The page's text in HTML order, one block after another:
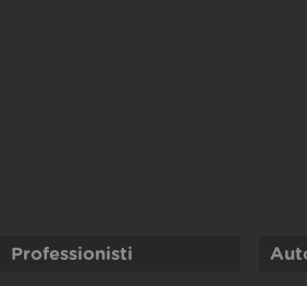
Professionisti